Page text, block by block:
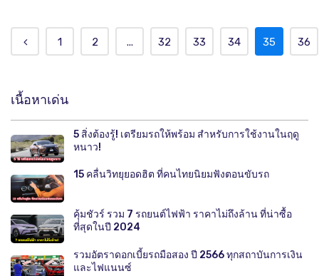
1 2 ... 32 33 34 35 36
เนื้อหาเด่น
5 สิ่งต้องรู้! เตรียมรถให้พร้อม สำหรับการใช้งานในฤดู
หนาว!
15 คลื่นวิทยุยอดฮิต ที่คนไทยนิยมฟังตอนขับรถ
คุ้มชัวร์ รวม 7 รถยนต์ไฟฟ้า ราคาไม่ถึงล้าน ที่น่าซื้อ
ที่สุดในปี 2024
รวมอัตราดอกเบี้ยรถมือสอง ปี 2566 ทุกสถาบันการเงิน
และไฟแนนซ์